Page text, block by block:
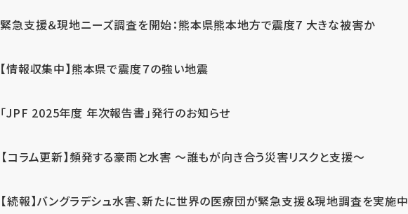
緊急支援＆現地ニーズ調査を開始：熊本県熊本地方で震度7 大きな被害か
【情報収集中】熊本県で震度７の強い地震
「JPF 2025年度 年次報告書」発行のお知らせ
【コラム更新】頻発する豪雨と水害 ～誰もが向き合う災害リスクと支援～
【続報】バングラデシュ水害、新たに世界の医療団が緊急支援＆現地調査を実施中